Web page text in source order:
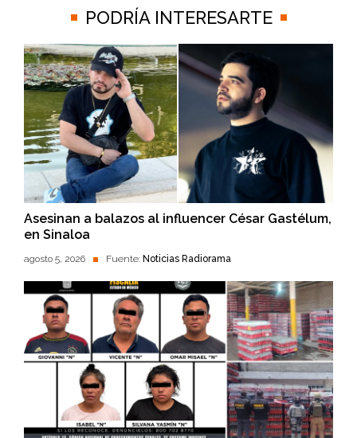
PODRÍA INTERESARTE
Asesinan a balazos al influencer César Gastélum,
en Sinaloa
agosto 5, 2026 Fuente: Noticias Radiorama